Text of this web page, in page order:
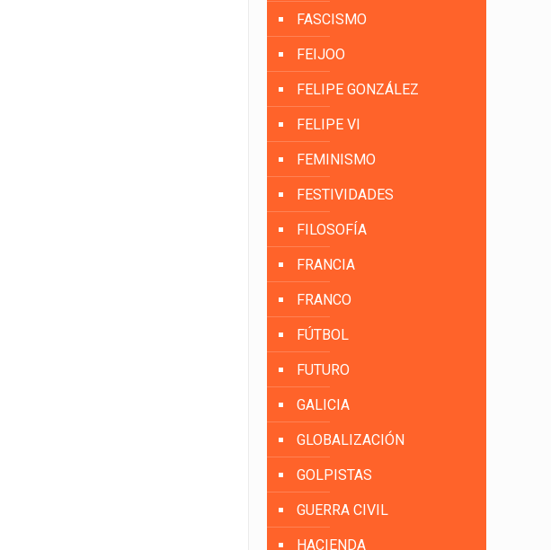
FASCISMO
FEIJOO
FELIPE GONZÁLEZ
FELIPE VI
FEMINISMO
FESTIVIDADES
FILOSOFÍA
FRANCIA
FRANCO
FÚTBOL
FUTURO
GALICIA
GLOBALIZACIÓN
GOLPISTAS
GUERRA CIVIL
HACIENDA